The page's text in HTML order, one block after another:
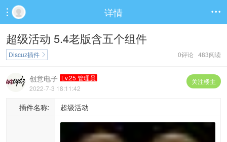
 详情 
超级活动 5.4老版含五个组件
0评论 483阅读
Discuz插件 
关注楼主
创意电子 Lv.25 管理员
2022-7-3 18:11:42
插件名称: 超级活动